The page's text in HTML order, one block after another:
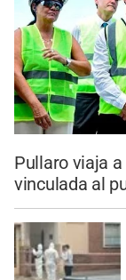
Pullaro viaja
vinculada al